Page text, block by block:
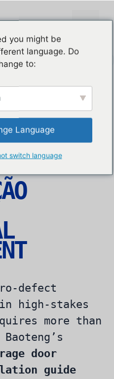
Menu
CALIBRATION:
0.02mm REF
defect
high-stakes
more than
door
guide
you might be
language. Do
to:
Language
switch language